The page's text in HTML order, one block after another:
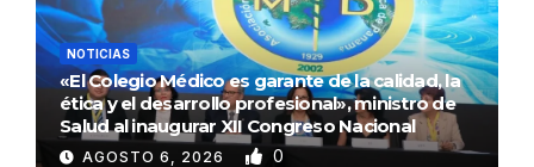
NOTICIAS
«El Colegio Médico es garante de la calidad, la
ética y el desarrollo profesional», ministro de
Salud al inaugurar XII Congreso Nacional
AGOSTO 6, 2026 0